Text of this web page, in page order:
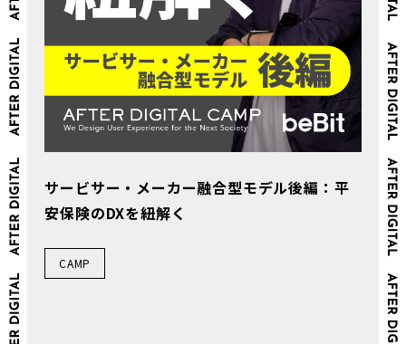
サービサー・メーカー融合型モデル後編：平
安保険のDXを紐解く
CAMP